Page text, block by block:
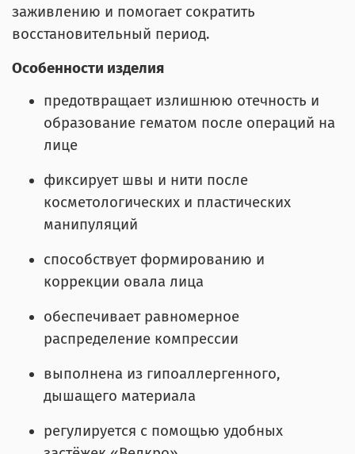
заживлению и помогает сократить
восстановительный период.
Особенности изделия
предотвращает излишнюю отечность и
образование гематом после операций на
лице
фиксирует швы и нити после
косметологических и пластических
манипуляций
способствует формированию и
коррекции овала лица
обеспечивает равномерное
распределение компрессии
выполнена из гипоаллергенного,
дышащего материала
регулируется с помощью удобных